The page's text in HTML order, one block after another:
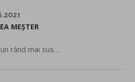
MEȘTER
rând mai sus…